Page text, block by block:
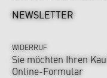
NEWSLETTER
WIDERRUF
Sie möchten Ihren
Online-Formular